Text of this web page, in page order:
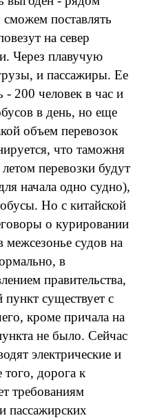
поставлять
на север
Через плавучую
и пассажиры. Ее
- 200 человек в час и
в день, но еще
объем перевозок
что таможня
перевозки будут
начала одно судно),
Но с китайской
о курировании
судов на
в
правительства,
существует с
кроме причала на
не было. Сейчас
электрические и
дорога к
требованиям
пассажирских